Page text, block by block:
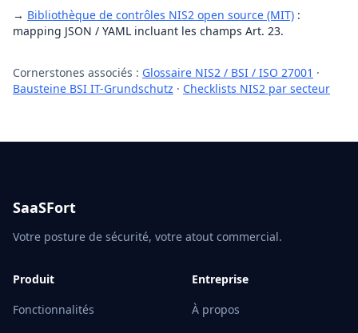
→ Bibliothèque de contrôles NIS2 open source (MIT) :
mapping JSON / YAML incluant les champs Art. 23.
Cornerstones associés : Glossaire NIS2 / BSI / ISO 27001 ·
Bausteine BSI IT-Grundschutz · Checklists NIS2 par secteur
SaaSFort
Votre posture de sécurité, votre atout commercial.
Produit
Fonctionnalités
Entreprise
À propos